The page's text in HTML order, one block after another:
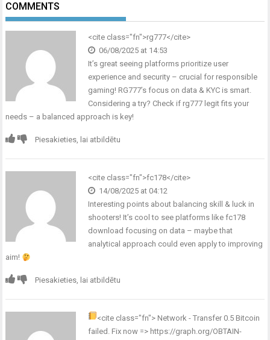
COMMENTS
<cite class="fn">rg777</cite>
06/08/2025 at 14:53
It’s great seeing platforms prioritize user
experience and security – crucial for responsible
gaming! RG777’s focus on data & KYC is smart.
Considering a try? Check if rg777 legitfits your
needs – a balanced approach is key!
Piesakieties, lai atbildētu
<cite class="fn">fc178</cite>
14/08/2025 at 04:12
Interesting points about balancing skill & luck in
shooters! It’s cool to see platforms likefc178
download focusing on data – maybe that
analytical approach could even apply to improving
aim!
Piesakieties, lai atbildētu
<cite class="fn"> Network - Transfer 0.5 Bitcoin
failed. Fix now => https://graph.org/OBTAIN-